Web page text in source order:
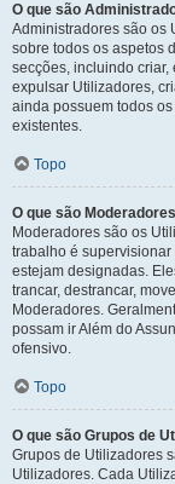
O que são
Administradores são os
sobre todos os aspetos
secções, incluindo
expulsar Utilizadores,
ainda possuem todos
existentes.
Topo
O que são
Moderadores são os
trabalho é
estejam designadas.
trancar, destrancar,
Moderadores.
possam ir Além do
ofensivo.
Topo
O que são Grupos de
Grupos de Utilizadores
Utilizadores. Cada